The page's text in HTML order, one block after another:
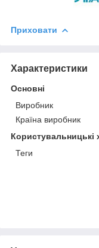
Приховати
Характеристики
Основні
Виробник
Країна виробник
Користувальницькі
Теги